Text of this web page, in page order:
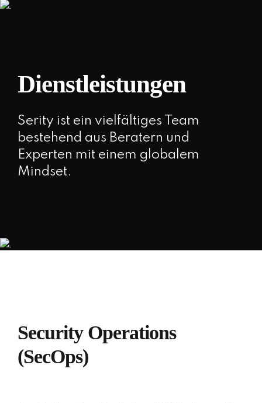
Dienstleistungen
Serity ist ein vielfältiges Team
bestehend aus Beratern und
Experten mit einem globalem
Mindset.
Security Operations
(SecOps)